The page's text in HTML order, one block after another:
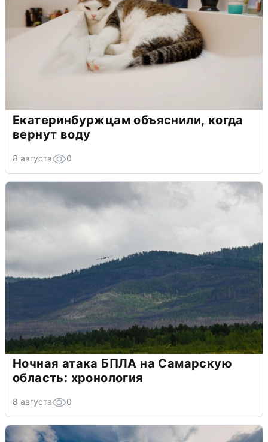
Екатеринбуржцам объяснили, когда
вернут воду
8 августа 0
Ночная атака БПЛА на Самарскую
область: хронология
8 августа 0